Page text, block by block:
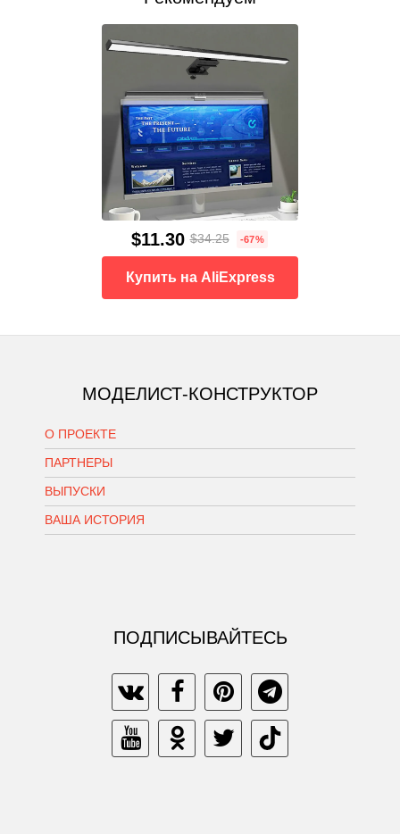
$11.30 $34.25 -67%
Купить на AliExpress
МОДЕЛИСТ-КОНСТРУКТОР
О ПРОЕКТЕ
ПАРТНЕРЫ
ВЫПУСКИ
ВАША ИСТОРИЯ
ПОДПИСЫВАЙТЕСЬ